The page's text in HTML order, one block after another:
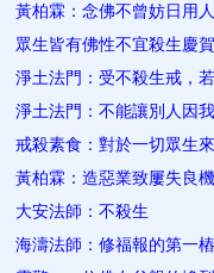
黃柏霖：念佛不曾妨日用
眾生皆有佛性不宜殺生慶賀
淨土法門：受不殺生戒，
淨土法門：不能讓別人因
戒殺素食：對於一切眾生
黃柏霖：造惡業致屢失良
大安法師：不殺生
海濤法師：修福報的第一